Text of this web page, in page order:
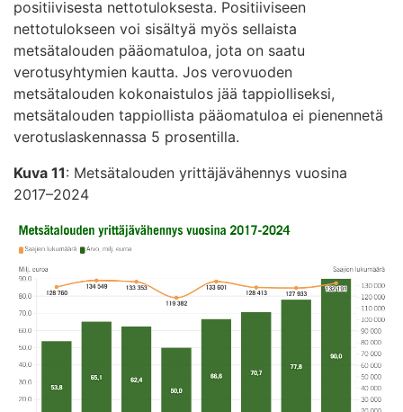
positiivisesta nettotuloksesta. Positiiviseen
nettotulokseen voi sisältyä myös sellaista
metsätalouden pääomatuloa, jota on saatu
verotusyhtymien kautta. Jos verovuoden
metsätalouden kokonaistulos jää tappiolliseksi,
metsätalouden tappiollista pääomatuloa ei pienennetä
verotuslaskennassa 5 prosentilla.
Kuva 11: Metsätalouden yrittäjävähennys vuosina
2017–2024